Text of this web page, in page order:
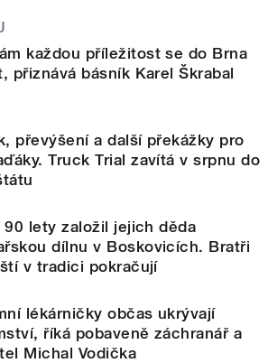
každou příležitost se do Brna
přiznává básník Karel Škrabal
převýšení a další překážky pro
Truck Trial zavítá v srpnu do
90 lety založil jejich děda
dílnu v Boskovicích. Bratři
v tradici pokračují
lékárničky občas ukrývají
říká pobaveně záchranář a
Michal Vodička